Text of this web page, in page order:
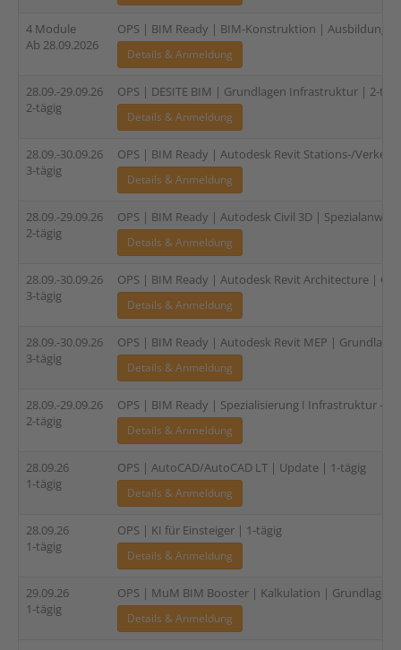
4 Module
Ab 28.09.2026
OPS | BIM Ready | BIM-Konstruktion | Ausbildung
Details & Anmeldung
28.09.-29.09.26
2-tägig
OPS | DESITE BIM | Grundlagen Infrastruktur | 2-
Details & Anmeldung
28.09.-30.09.26
3-tägig
OPS | BIM Ready | Autodesk Revit Stations-/
Details & Anmeldung
28.09.-29.09.26
2-tägig
OPS | BIM Ready | Autodesk Civil 3D |
Details & Anmeldung
28.09.-30.09.26
3-tägig
OPS | BIM Ready | Autodesk Revit Architecture |
Details & Anmeldung
28.09.-30.09.26
3-tägig
OPS | BIM Ready | Autodesk Revit MEP |
Details & Anmeldung
28.09.-29.09.26
2-tägig
OPS | BIM Ready | Spezialisierung I Infrastruktur –
Details & Anmeldung
28.09.26
1-tägig
OPS | AutoCAD/AutoCAD LT | Update | 1-tägig
Details & Anmeldung
28.09.26
1-tägig
OPS | KI für Einsteiger | 1-tägig
Details & Anmeldung
29.09.26
1-tägig
OPS | MuM BIM Booster | Kalkulation | Grundlagen
Details & Anmeldung